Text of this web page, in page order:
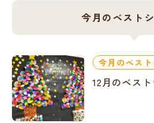
今月のベスト
今月のベス
12月のベス